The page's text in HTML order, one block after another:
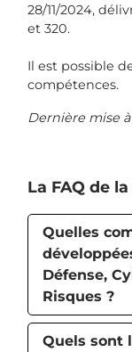
28/11/2024,
et 320.
Il est possible
compétences.
Dernière mise
La FAQ de
Quelles
Défense,
Risques ?
Quels sont